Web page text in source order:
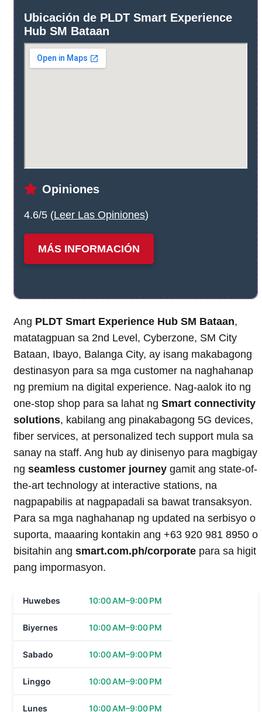
Ubicación de PLDT Smart Experience
Hub SM Bataan
Opiniones
4.6/5 (Leer Las Opiniones)
MÁS INFORMACIÓN
Ang PLDT Smart Experience Hub SM Bataan,
matatagpuan sa 2nd Level, Cyberzone, SM City
Bataan, Ibayo, Balanga City, ay isang makabagong
destinasyon para sa mga customer na naghahanap
ng premium na digital experience. Nag-aalok ito ng
one-stop shop para sa lahat ng Smart connectivity
solutions, kabilang ang pinakabagong 5G devices,
fiber services, at personalized tech support mula sa
sanay na staff. Ang hub ay dinisenyo para magbigay
ng seamless customer journey gamit ang state-of-
the-art technology at interactive stations, na
nagpapabilis at nagpapadali sa bawat transaksyon.
Para sa mga naghahanap ng updated na serbisyo o
suporta, maaaring kontakin ang +63 920 981 8950 o
bisitahin ang smart.com.ph/corporate para sa higit
pang impormasyon.
Huwebes 10:00 AM–9:00 PM
Biyernes 10:00 AM–9:00 PM
Sabado 10:00 AM–9:00 PM
Linggo 10:00 AM–9:00 PM
Lunes 10:00 AM–9:00 PM